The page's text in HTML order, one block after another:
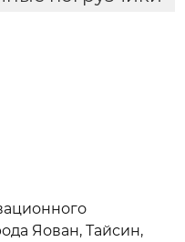
Яован, Тайсин,